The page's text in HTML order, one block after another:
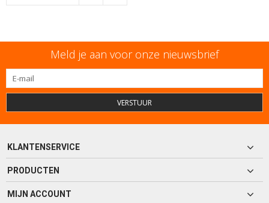
Meld je aan voor onze nieuwsbrief
VERSTUUR
KLANTENSERVICE
PRODUCTEN
MIJN ACCOUNT